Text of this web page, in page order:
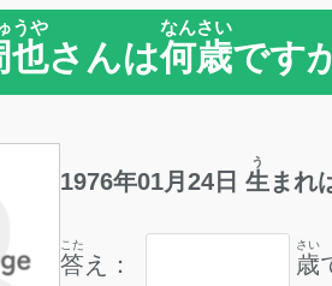
也
うや
さんは何歳
なんさい
です
1976年01月 24 日 生
う
まれ
答
こた
え： 歳
さい